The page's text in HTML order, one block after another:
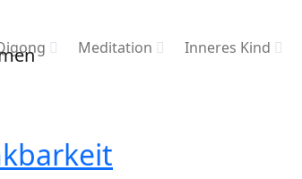
Meditation Inneres Kind